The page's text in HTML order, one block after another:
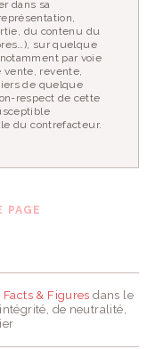
dans sa
du contenu du
sur quelque
par voie
vente, revente,
de quelque
respect de cette
du contrefacteur.
PAGE
Facts & Figures dans le
de neutralité,